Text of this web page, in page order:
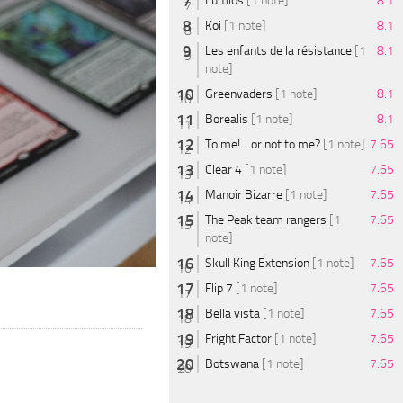
Koi [1 note]
8.1
Les enfants de la résistance [1
note]
8.1
Greenvaders [1 note]
8.1
Borealis [1 note]
8.1
To me! ...or not to me? [1 note]
7.65
Clear 4 [1 note]
7.65
Manoir Bizarre [1 note]
7.65
The Peak team rangers [1
note]
7.65
Skull King Extension [1 note]
7.65
Flip 7 [1 note]
7.65
Bella vista [1 note]
7.65
Fright Factor [1 note]
7.65
Botswana [1 note] 7.65